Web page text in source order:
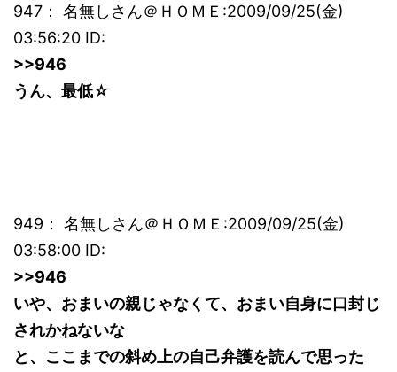
947： 名無しさん＠ＨＯＭＥ:2009/09/25(金)
03:56:20 ID:
>>946
うん、最低☆
949： 名無しさん＠ＨＯＭＥ:2009/09/25(金)
03:58:00 ID:
>>946
いや、おまいの親じゃなくて、おまい自身に口封じ
されかねないな
と、ここまでの斜め上の自己弁護を読んで思った